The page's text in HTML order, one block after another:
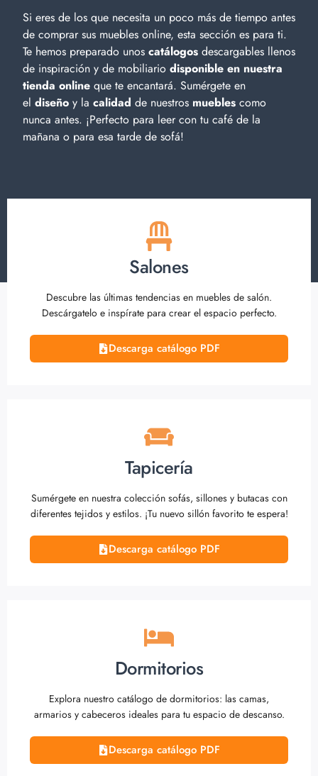
Si eres de los que necesita un poco más de tiempo antes
de comprar sus muebles online, esta sección es para ti.
Te hemos preparado unos catálogos descargables llenos
de inspiración y de mobiliario disponible en nuestra
tienda online que te encantará. Sumérgete en
el diseño y la calidad de nuestros muebles como
nunca antes. ¡Perfecto para leer con tu café de la
mañana o para esa tarde de sofá!
Salones
Descubre las últimas tendencias en muebles de salón.
Descárgatelo e inspírate para crear el espacio perfecto.
Descarga catálogo PDF
Tapicería
Sumérgete en nuestra colección sofás, sillones y butacas con
diferentes tejidos y estilos. ¡Tu nuevo sillón favorito te espera!
Descarga catálogo PDF
Dormitorios
Explora nuestro catálogo de dormitorios: las camas,
armarios y cabeceros ideales para tu espacio de descanso.
Descarga catálogo PDF